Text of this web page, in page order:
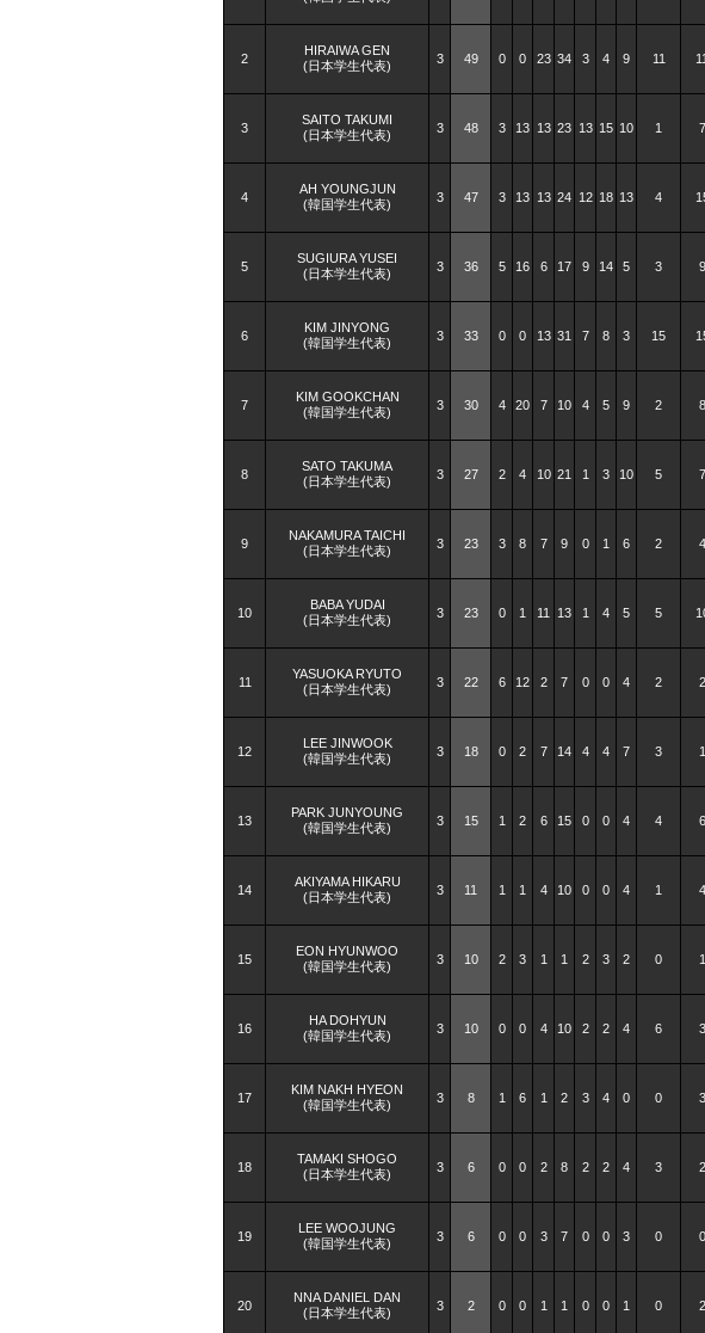
2
HIRAIWA GEN
(日本学生代表)
3 49 0 0 23 34 3 4 9 11 11
3
SAITO TAKUMI
(日本学生代表)
3 48 3 13 13 23 13 15 10 1 7
4
AH YOUNGJUN
(韓国学生代表)
3 47 3 13 13 24 12 18 13 4
5
SUGIURA YUSEI
(日本学生代表)
3 36 5 16 6 17 9 14 5 3 9
6
KIM JINYONG
(韓国学生代表)
3 33 0 0 13 31 7 8 3 15
7
KIM GOOKCHAN
(韓国学生代表)
3 30 4 20 7 10 4 5 9 2 8
8
SATO TAKUMA
(日本学生代表)
3 27 2 4 10 21 1 3 10 5 7
9
NAKAMURA TAICHI
(日本学生代表)
3 23 3 8 7 9 0 1 6 2 4
10
BABA YUDAI
(日本学生代表)
3 23 0 1 11 13 1 4 5 5
11
YASUOKA RYUTO
(日本学生代表)
3 22 6 12 2 7 0 0 4 2 2
12
LEE JINWOOK
(韓国学生代表)
3 18 0 2 7 14 4 4 7 3 1
13
PARK JUNYOUNG
(韓国学生代表)
3 15 1 2 6 15 0 0 4 4 6
14
AKIYAMA HIKARU
(日本学生代表)
3 11 1 1 4 10 0 0 4 1 4
15
EON HYUNWOO
(韓国学生代表)
3 10 2 3 1 1 2 3 2 0 1
16
HA DOHYUN
(韓国学生代表)
3 10 0 0 4 10 2 2 4 6 3
17
KIM NAKH HYEON
(韓国学生代表)
3 8 1 6 1 2 3 4 0 0 3
18
TAMAKI SHOGO
(日本学生代表)
3 6 0 0 2 8 2 2 4 3 2
19
LEE WOOJUNG
(韓国学生代表)
3 6 0 0 3 7 0 0 3 0 0
20
NNA DANIEL DAN
(日本学生代表)
3 2 0 0 1 1 0 0 1 0 2